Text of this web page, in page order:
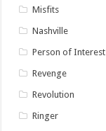
Misfits
Nashville
Person of Interest
Revenge
Revolution
Ringer